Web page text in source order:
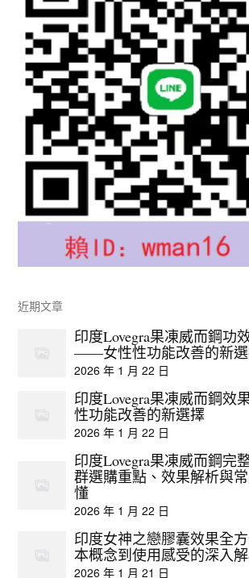
近期文章
印度Lovegra果凍威而鋼功
——女性性功能改善的新
2026 年 1 月 22 日
印度Lovegra果凍威而鋼效
性功能改善的新選擇
2026 年 1 月 22 日
印度Lovegra果凍威而鋼完
群選購重點、效果解析與
懂
2026 年 1 月 22 日
印度女神之戀膠囊效果全
本概念到使用感受的深入
2026 年 1 月 21 日